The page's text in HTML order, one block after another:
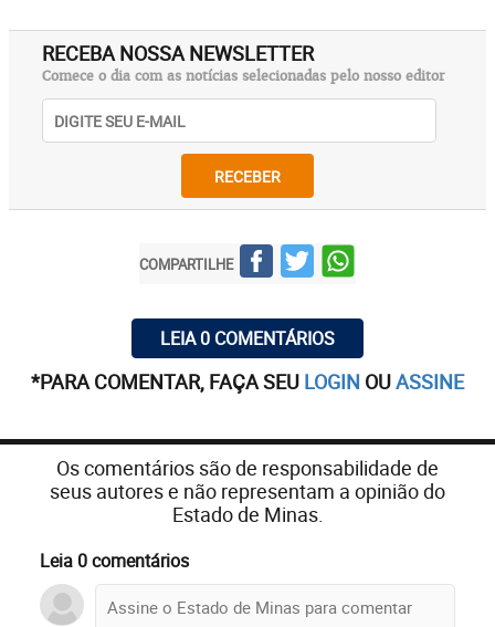
RECEBA NOSSA NEWSLETTER
Comece o dia com as notícias selecionadas pelo nosso editor
RECEBER
COMPARTILHE
LEIA 0 COMENTÁRIOS
*PARA COMENTAR, FAÇA SEU LOGIN OUASSINE
Os comentários são de responsabilidade de
seus autores e não representam a opinião do
Estado de Minas.
Leia 0 comentários